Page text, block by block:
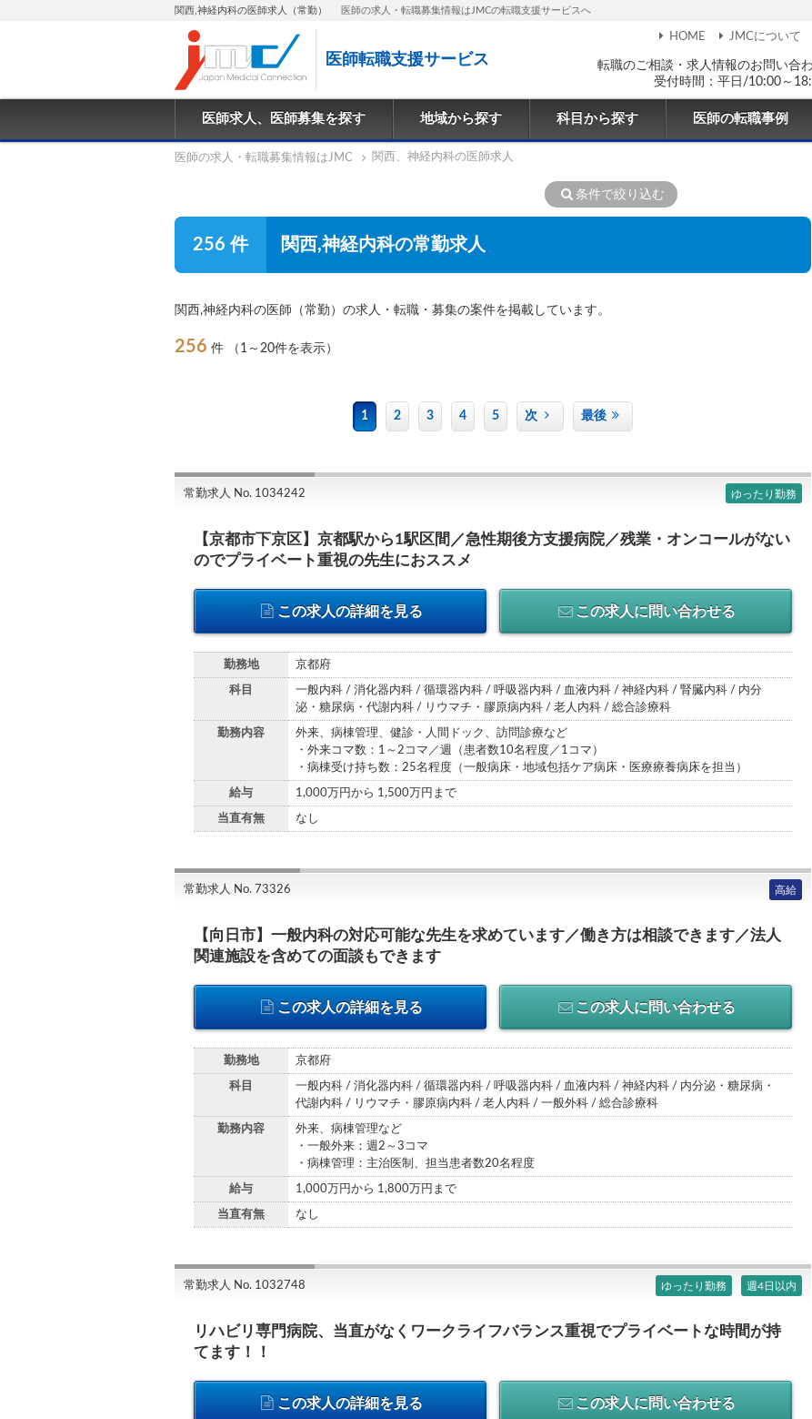
関西,神経内科の医師求人（常勤） 医師の求人・転職募集情報はJMCの転職支援サービスへ
医師転職支援サービス
転職のご相談・求人情報のお問い合
受付時間：平日/10:00～
HOME JMCについて
医師求人、医師募集を探す 地域から探す 科目から探す 医師の転職事例
医師の求人・転職募集情報はJMC 関西、神経内科の医師求人
条件で絞り込む
256 件 関西,神経内科の常勤求人
関西,神経内科の医師（常勤）の求人・転職・募集の案件を掲載しています。
256 件 （1～20件を表示）
1 2 3 4 5 次 最後
常勤求人 No. 1034242 ゆったり勤務
【京都市下京区】京都駅から1駅区間／急性期後方支援病院／残業・オンコールがない
のでプライベート重視の先生におススメ
この求人の詳細を見る この求人に問い合わせる
勤務地 京都府
科目
一般内科 / 消化器内科 / 循環器内科 / 呼吸器内科 / 血液内科 / 神経内科 / 腎臓内科 / 内分
泌・糖尿病・代謝内科 / リウマチ・膠原病内科 / 老人内科 / 総合診療科
勤務内容
外来、病棟管理、健診・人間ドック、訪問診療など
・外来コマ数：1～2コマ／週（患者数10名程度／1コマ）
・病棟受け持ち数：25名程度（一般病床・地域包括ケア病床・医療療養病床を担当）
給与 1,000万円から 1,500万円まで
当直有無 なし
常勤求人 No. 73326 高給
【向日市】一般内科の対応可能な先生を求めています／働き方は相談できます／法人
関連施設を含めての面談もできます
この求人の詳細を見る この求人に問い合わせる
勤務地 京都府
科目
一般内科 / 消化器内科 / 循環器内科 / 呼吸器内科 / 血液内科 / 神経内科 / 内分泌・糖尿病・
代謝内科 / リウマチ・膠原病内科 / 老人内科 / 一般外科 / 総合診療科
勤務内容
外来、病棟管理など
・一般外来：週2～3コマ
・病棟管理：主治医制、担当患者数20名程度
給与 1,000万円から 1,800万円まで
当直有無 なし
常勤求人 No. 1032748 ゆったり勤務 週4日以内
リハビリ専門病院、当直がなくワークライフバランス重視でプライベートな時間が持
てます！！
この求人の詳細を見る この求人に問い合わせる